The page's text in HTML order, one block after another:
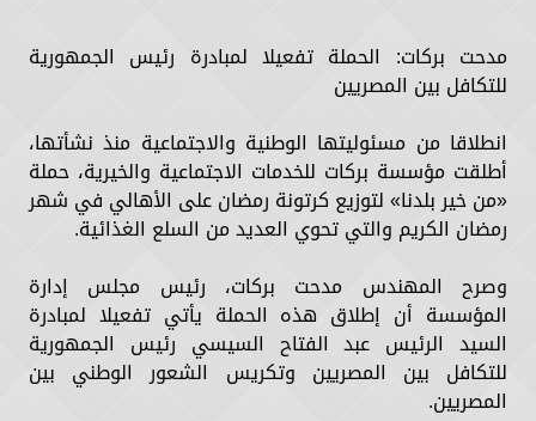
مدحت بركات: الحملة تفعيلا لمبادرة رئيس الجمهورية
للتكافل بين المصريين
انطلاقا من مسئوليتها الوطنية والاجتماعية منذ نشأتها،
أطلقت مؤسسة بركات للخدمات الاجتماعية والخيرية، حملة
«من خير بلدنا» لتوزيع كرتونة رمضان على الأهالي في شهر
رمضان الكريم والتي تحوي العديد من السلع الغذائية.
وصرح المهندس مدحت بركات، رئيس مجلس إدارة
المؤسسة أن إطلاق هذه الحملة يأتي تفعيلا لمبادرة
السيد الرئيس عبد الفتاح السيسي رئيس الجمهورية
للتكافل بين المصريين وتكريس الشعور الوطني بين
المصريين.